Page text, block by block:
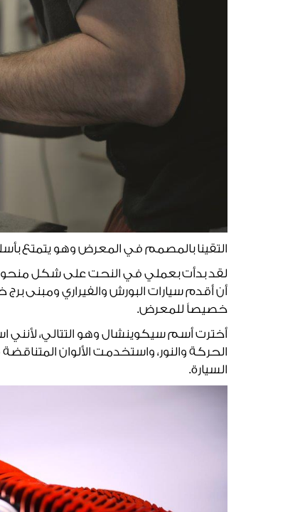
التقينا بالمصمم في المعرض وهو يتمتع
لقد بدأت بعملي في النحت على شكل
أن أقدم سيارات البورش والفيراري ومبنى برج
خصيصاً للمعرض.
أخترت أسم سيكوينشال وهو التتالي،
الحركة والنور، واستخدمت الألوان
السيارة.